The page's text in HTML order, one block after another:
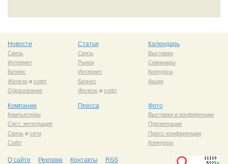
Новости
Связь
Интернет
Бизнес
Железоисофт
Образование
Статьи
Связь
Рынок
Интернет
Бизнес
Железоисофт
Календарь
Выставки
Семинары
Конкурсы
Акции
Компании
Компьютеры
Сист. интеграция
Связь исети
Софт
Пресса Фото
Выставки и конференции
Презентации
Пресс-конференции
Конкурсы
О сайте Реклама Контакты RSS